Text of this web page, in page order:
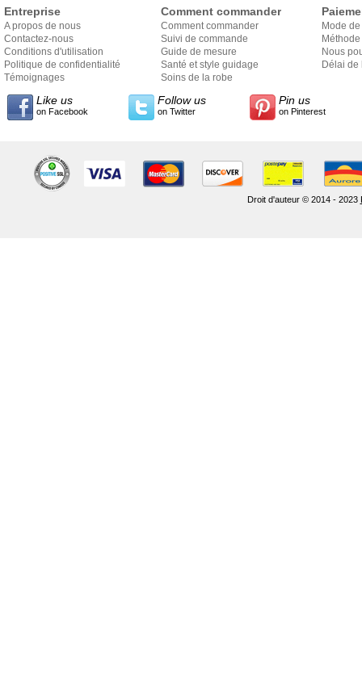
Entreprise
A propos de nous
Contactez-nous
Conditions d'utilisation
Politique de confidentialité
Témoignages
Comment commander
Comment commander
Suivi de commande
Guide de mesure
Santé et style guidage
Soins de la robe
Mode
Nous
Délai de
Like us
on Facebook
Follow us
on Twitter
Pin us
on Pinterest
Droit d'auteur © 2014 - 2023